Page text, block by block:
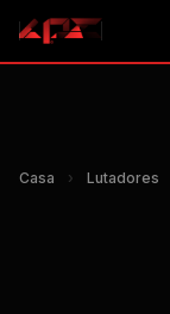
Casa › Lutadores